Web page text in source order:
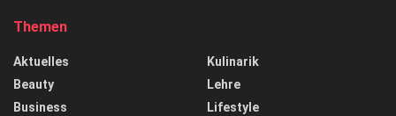
Themen
Aktuelles
Beauty
Business
Kulinarik
Lehre
Lifestyle